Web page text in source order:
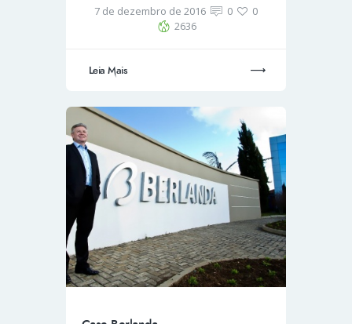
7 de dezembro de 2016 0
0
2636
Leia Mais